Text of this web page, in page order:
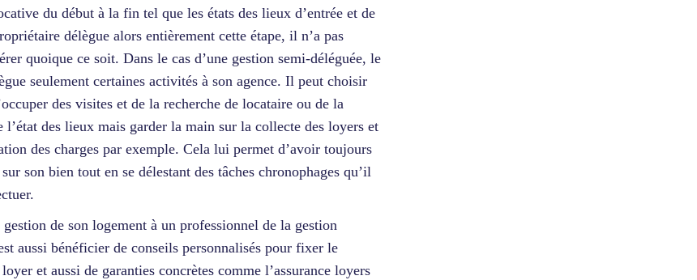
du début à la fin tel que les états des lieux d’entrée et de
délègue alors entièrement cette étape, il n’a pas
quoique ce soit. Dans le cas d’une gestion semi-déléguée, le
seulement certaines activités à son agence. Il peut choisir
des visites et de la recherche de locataire ou de la
l’état des lieux mais garder la main sur la collecte des loyers et
des charges par exemple. Cela lui permet d’avoir toujours
son bien tout en se délestant des tâches chronophages qu’il
de son logement à un professionnel de la gestion
aussi bénéficier de conseils personnalisés pour fixer le
et aussi de garanties concrètes comme l’assurance loyers